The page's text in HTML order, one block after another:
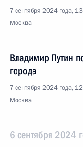
7 сентября 2024 года,
Москва
Владимир Путин
города
7 сентября 2024 года,
Москва
6 сентября 2024